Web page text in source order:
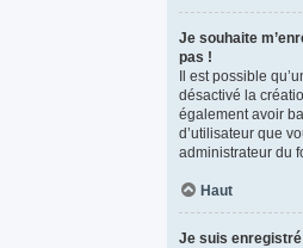
Je souhaite
pas !
Il est possible
désactivé la
également avoir
d’utilisateur que
administrateur du
Haut
Je suis